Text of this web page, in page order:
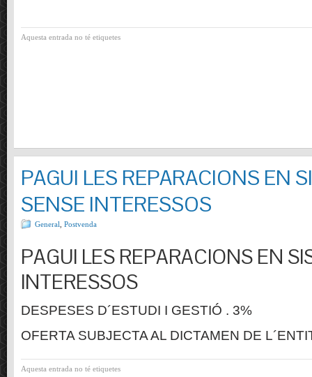
Aquesta entrada no té etiquetes
PAGUI LES REPARACIONS EN
SENSE INTERESSOS
General Postvenda
PAGUI LES REPARACIONS EN
INTERESSOS
DESPESES D´ESTUDI I GESTIÓ . 3%
OFERTA SUBJECTA AL DICTAMEN DE
Aquesta entrada no té etiquetes